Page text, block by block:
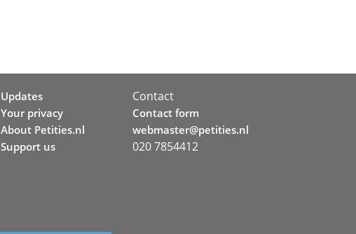
Updates
Your privacy
About Petities.nl
Support us
Contact
Contact form
webmaster@petities.nl
020 7854412